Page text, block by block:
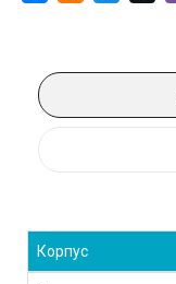
Корпус